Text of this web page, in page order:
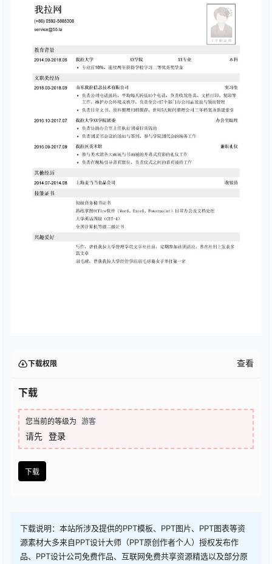
下载权限 查看
下载
您当前的等级为 游客
请先 登录
下载
下载说明：本站所涉及提供的PPT模板、PPT图片、PPT图表等资
源素材大多来自PPT设计大师（PPT原创作者个人）授权发布作
品、PPT设计公司免费作品、互联网免费共享资源精选以及部分原